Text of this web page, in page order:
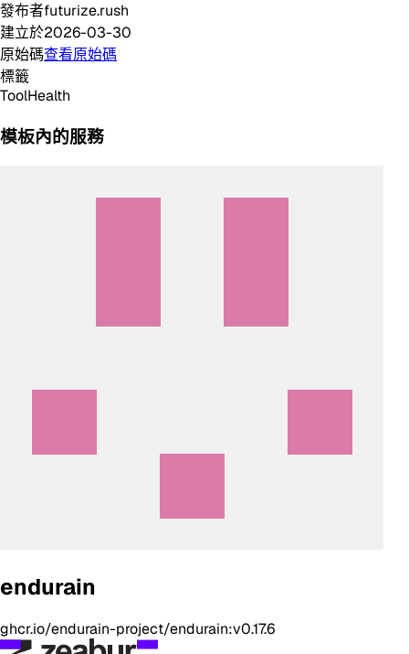
發布者futurize.rush
建立於2026-03-30
原始碼查看原始碼
標籤
ToolHealth
模板內的服務
endurain
ghcr.io/endurain-project/endurain:v0.17.6